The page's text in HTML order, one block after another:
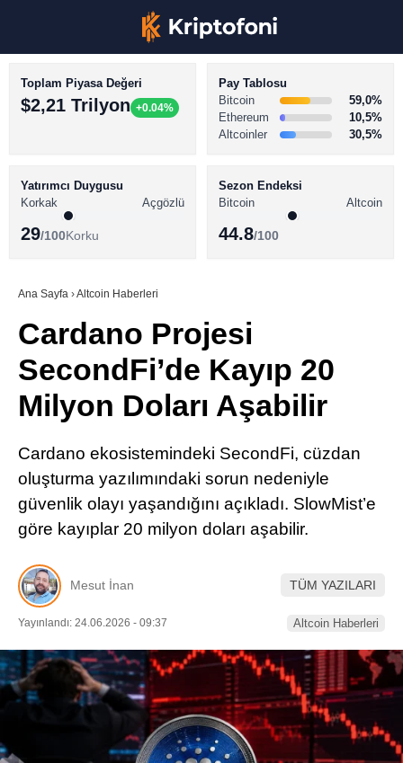
TikTok
LinkedIn
Telegram
BİTCOİN HABERLERİ
ALTCOİN HABERLERİ
SÖZLÜK
Toplam Piyasa Değeri
$2,21 Trilyon +0.04%
Pay Tablosu
Bitcoin
59,0%
Ethereum
10,5%
Altcoinler
30,5%
Yatırımcı Duygusu
Korkak
Açgözlü
29/100Korku
Sezon Endeksi
Bitcoin
Altcoin
44.8/100
Ana Sayfa ›Altcoin Haberleri
Cardano Projesi
SecondFi’de Kayıp 20
Milyon Doları Aşabilir
Cardano ekosistemindeki SecondFi, cüzdan
oluşturma yazılımındaki sorun nedeniyle
güvenlik olayı yaşandığını açıkladı. SlowMist’e
göre kayıplar 20 milyon doları aşabilir.
Mesut İnan TÜM YAZILARI
Yayınlandı: 24.06.2026 - 09:37 Altcoin Haberleri